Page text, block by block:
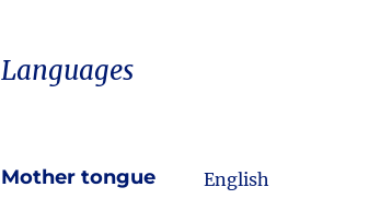
Languages
Mother tongue English